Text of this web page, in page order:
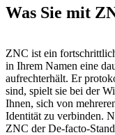
Was Sie mit
ZNC ist ein
in Ihrem Namen eine
aufrechterhält. Er
sind, spielt sie bei der
Ihnen, sich von
Identität zu verbinden.
ZNC der De-facto-